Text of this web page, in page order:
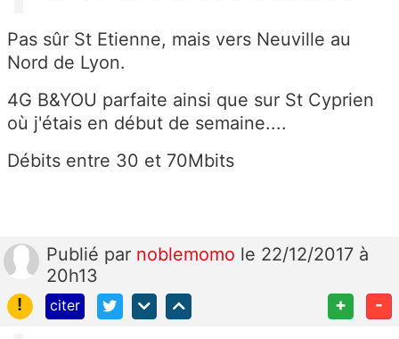
Pas sûr St Etienne, mais vers Neuville au
Nord de Lyon.
4G B&YOU parfaite ainsi que sur St Cyprien
où j'étais en début de semaine....
Débits entre 30 et 70Mbits
Publié par noblemomo le 22/12/2017 à
20h13
!
citer + -